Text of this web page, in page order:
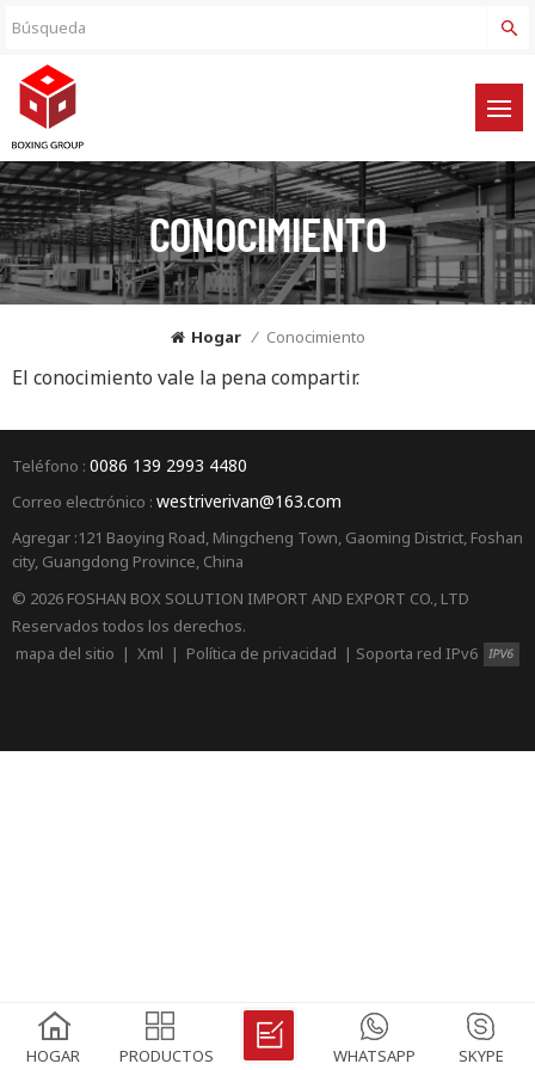
CONOCIMIENTO
Hogar / Conocimiento
El conocimiento vale la pena compartir.
Teléfono : 0086 139 2993 4480
Correo electrónico : westriverivan@163.com
Agregar :121 Baoying Road, Mingcheng Town, Gaoming District, Foshan
city, Guangdong Province, China
© 2026 FOSHAN BOX SOLUTION IMPORT AND EXPORT CO., LTD
Reservados todos los derechos.
mapa del sitio | Xml | Política de privacidad | Soporta red IPv6
HOGAR PRODUCTOS SKYPE
WHATSAPP